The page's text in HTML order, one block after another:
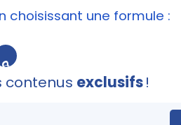
choisissant une formule :
🔒
contenus exclusifs!